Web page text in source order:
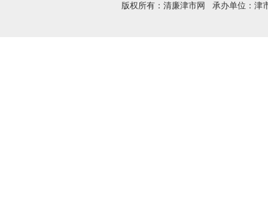
版权所有：清廉津市网 承办单位：津